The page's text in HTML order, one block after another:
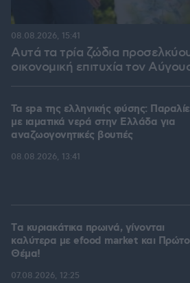
Αυτά τα τρία ζώδια
οικονομική επιτυχία τον
08.08.2026, 15:41
Τα spa της ελληνικής φύσης:
με ιαματικά νερά στην Ελλάδα για
αναζωογονητικές βουτιές
08.08.2026, 13:41
Tα κυριακάτικα πρωινά, γίνονται
καλύτερα με efood market και Πρώτο
Θέμα!
07.08.2026, 12:25